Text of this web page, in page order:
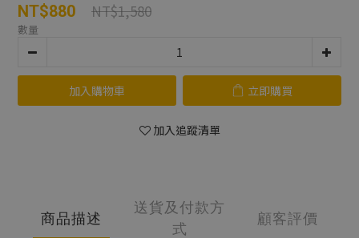
NT$880 NT$1,580
數量
加入購物車 立即購買
加入追蹤清單
商品描述
送貨及付款方
式
顧客評價